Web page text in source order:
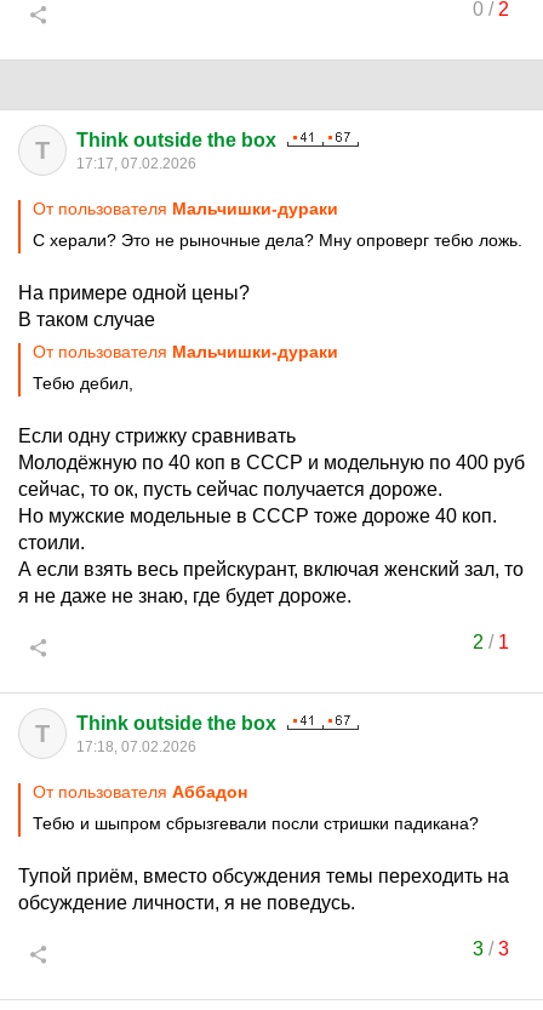
0/ 2
T Think outside the box
17:17, 07.02.2026
От пользователя Мальчишки-дураки
С херали? Это не рыночные дела? Мну опроверг тебю ложь.
На примере одной цены?
В таком случае
От пользователя Мальчишки-дураки
Тебю дебил,
Если одну стрижку сравнивать
Молодёжную по 40 коп в СССР и модельную по 400 руб
сейчас, то ок, пусть сейчас получается дороже.
Но мужские модельные в СССР тоже дороже 40 коп.
стоили.
А если взять весь прейскурант, включая женский зал, то
я не даже не знаю, где будет дороже.
2 / 1
T Think outside the box
17:18, 07.02.2026
От пользователя Аббадон
Тебю и шыпром сбрызгевали посли стришки падикана?
Тупой приём, вместо обсуждения темы переходить на
обсуждение личности, я не поведусь.
3/3